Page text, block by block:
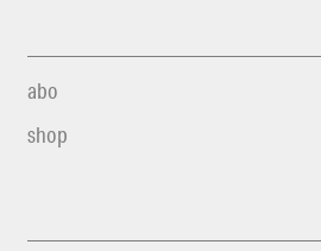
abo
shop